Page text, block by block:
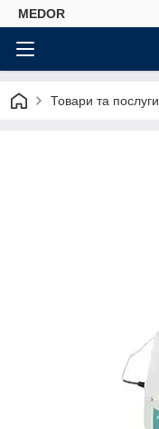
MEDOR
Товари та послуги